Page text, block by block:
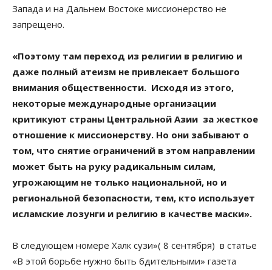
Запада и на Дальнем Востоке миссионерство не
запрещено.
«Поэтому там переход из религии в религию и
даже полный атеизм не привлекает большого
внимания общественности. Исходя из этого,
некоторые международные организации
критикуют страны Центральной Азии за жесткое
отношение к миссионерству. Но они забывают о
том, что снятие ограничений в этом направлении
может быть на руку радикальным силам,
угрожающим не только национальной, но и
региональной безопасности, тем, кто использует
исламские лозунги и религию в качестве маски».
В следующем номере Халк сузи»( 8 сентября) в статье
«В этой борьбе нужно быть бдительными» газета